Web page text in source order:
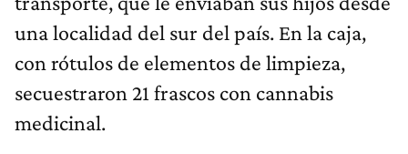
una localidad del sur del país. En la caja,
con rótulos de elementos de limpieza,
secuestraron 21 frascos con cannabis
medicinal.